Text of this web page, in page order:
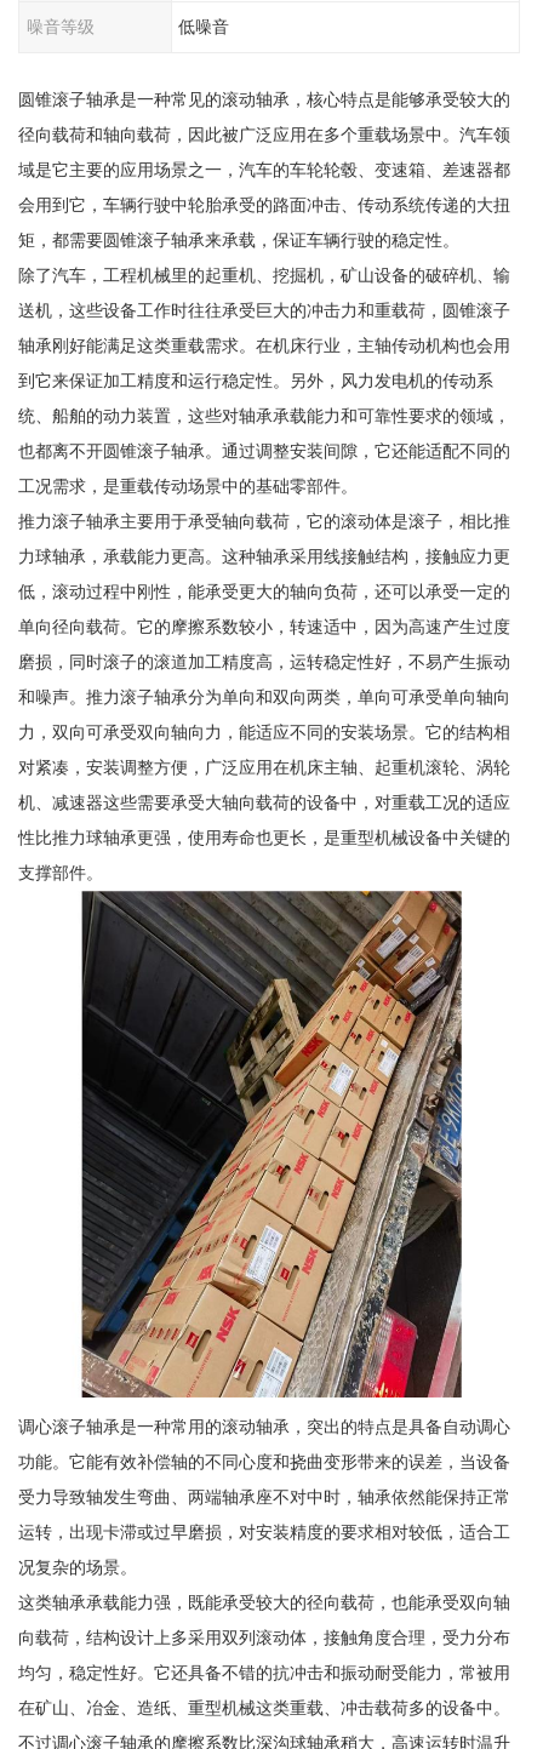
噪音等级 低噪音
圆锥滚子轴承是一种常见的滚动轴承，核心特点是能够承受较大的
径向载荷和轴向载荷，因此被广泛应用在多个重载场景中。汽车领
域是它主要的应用场景之一，汽车的车轮轮毂、变速箱、差速器都
会用到它，车辆行驶中轮胎承受的路面冲击、传动系统传递的大扭
矩，都需要圆锥滚子轴承来承载，保证车辆行驶的稳定性。
除了汽车，工程机械里的起重机、挖掘机，矿山设备的破碎机、输
送机，这些设备工作时往往承受巨大的冲击力和重载荷，圆锥滚子
轴承刚好能满足这类重载需求。在机床行业，主轴传动机构也会用
到它来保证加工精度和运行稳定性。另外，风力发电机的传动系
统、船舶的动力装置，这些对轴承承载能力和可靠性要求的领域，
也都离不开圆锥滚子轴承。通过调整安装间隙，它还能适配不同的
工况需求，是重载传动场景中的基础零部件。
推力滚子轴承主要用于承受轴向载荷，它的滚动体是滚子，相比推
力球轴承，承载能力更高。这种轴承采用线接触结构，接触应力更
低，滚动过程中刚性，能承受更大的轴向负荷，还可以承受一定的
单向径向载荷。它的摩擦系数较小，转速适中，因为高速产生过度
磨损，同时滚子的滚道加工精度高，运转稳定性好，不易产生振动
和噪声。推力滚子轴承分为单向和双向两类，单向可承受单向轴向
力，双向可承受双向轴向力，能适应不同的安装场景。它的结构相
对紧凑，安装调整方便，广泛应用在机床主轴、起重机滚轮、涡轮
机、减速器这些需要承受大轴向载荷的设备中，对重载工况的适应
性比推力球轴承更强，使用寿命也更长，是重型机械设备中关键的
支撑部件。
调心滚子轴承是一种常用的滚动轴承，突出的特点是具备自动调心
功能。它能有效补偿轴的不同心度和挠曲变形带来的误差，当设备
受力导致轴发生弯曲、两端轴承座不对中时，轴承依然能保持正常
运转，出现卡滞或过早磨损，对安装精度的要求相对较低，适合工
况复杂的场景。
这类轴承承载能力强，既能承受较大的径向载荷，也能承受双向轴
向载荷，结构设计上多采用双列滚动体，接触角度合理，受力分布
均匀，稳定性好。它还具备不错的抗冲击和振动耐受能力，常被用
在矿山、冶金、造纸、重型机械这类重载、冲击载荷多的设备中。
不过调心滚子轴承的摩擦系数比深沟球轴承稍大，高速运转时温升